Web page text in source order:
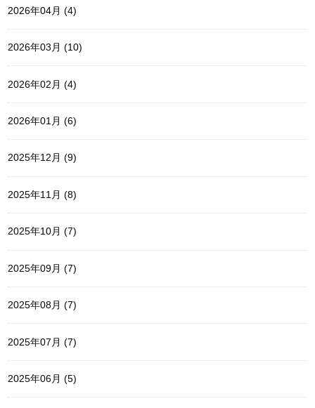
2026年04月 (4)
2026年03月 (10)
2026年02月 (4)
2026年01月 (6)
2025年12月 (9)
2025年11月 (8)
2025年10月 (7)
2025年09月 (7)
2025年08月 (7)
2025年07月 (7)
2025年06月 (5)